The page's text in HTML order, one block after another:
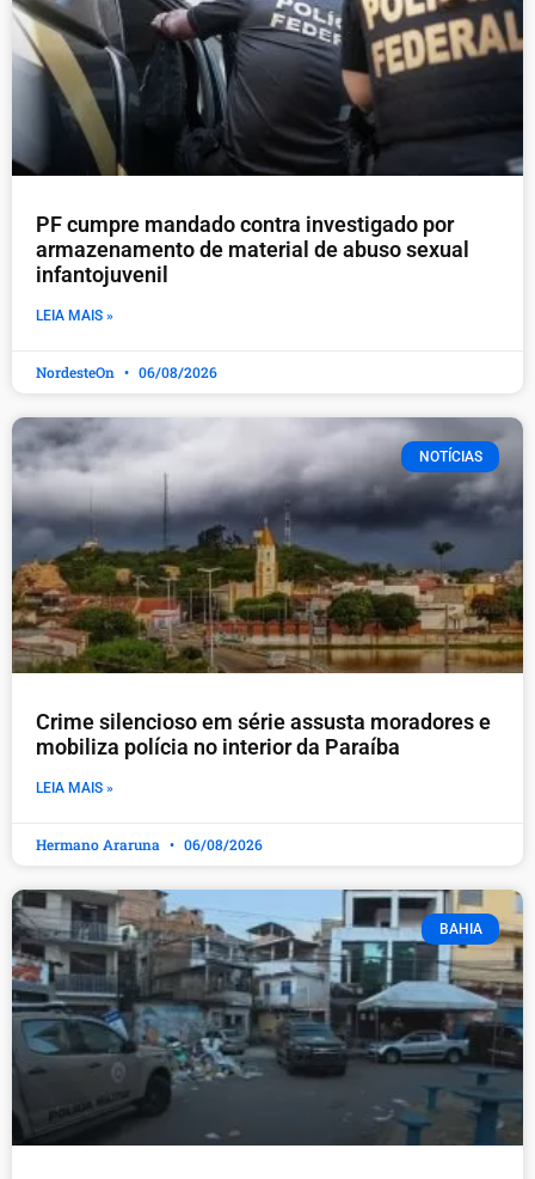
PF cumpre mandado contra investigado por
armazenamento de material de abuso sexual
infantojuvenil
LEIA MAIS »
NordesteOn 06/08/2026
NOTÍCIAS
Crime silencioso em série assusta moradores e
mobiliza polícia no interior da Paraíba
LEIA MAIS »
Hermano Araruna 06/08/2026
BAHIA